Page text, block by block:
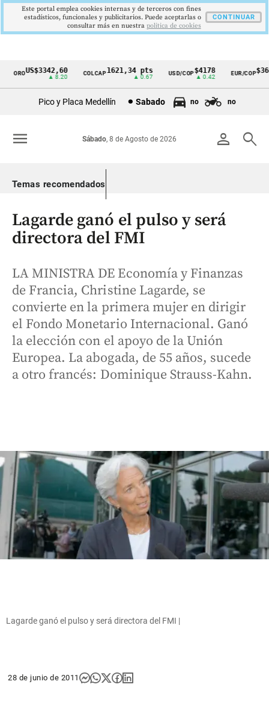
Cintillo
Colombia
OROUS$3342,60
▲ 8.20
COLCAP1621,34 pts
▲ 0.67
USD/COP$4178
▲ 0.42
EUR/COP$3639
Pico y Placa Medellín Sabado no no
person search
Sábado, 8 de Agosto de 2026
menu
Temas recomendados
Lagarde ganó el pulso y será
directora del FMI
LA MINISTRA DE Economía y Finanzas
de Francia, Christine Lagarde, se
convierte en la primera mujer en dirigir
el Fondo Monetario Internacional. Ganó
la elección con el apoyo de la Unión
Europea. La abogada, de 55 años, sucede
a otro francés: Dominique Strauss-Kahn.
Lagarde ganó el pulso y será directora del FMI |
28 de junio de 2011
Este portal emplea cookies internas y de terceros con fines
estadísticos, funcionales y publicitarios. Puede aceptarlas o
consultar más en nuestra politica de cookies
CONTINUAR